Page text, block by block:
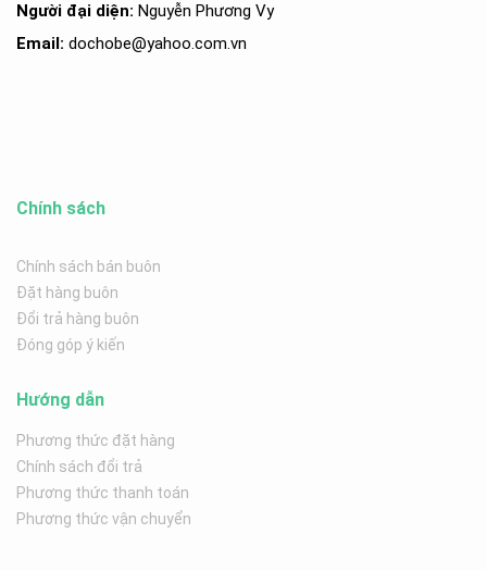
Người đại diện: Nguyễn Phương Vy
Email: dochobe@yahoo.com.vn
Chính sách
Chính sách bán buôn
Đặt hàng buôn
Đổi trả hàng buôn
Đóng góp ý kiến
Hướng dẫn
Phương thức đặt hàng
Chính sách đổi trả
Phương thức thanh toán
Phương thức vận chuyển